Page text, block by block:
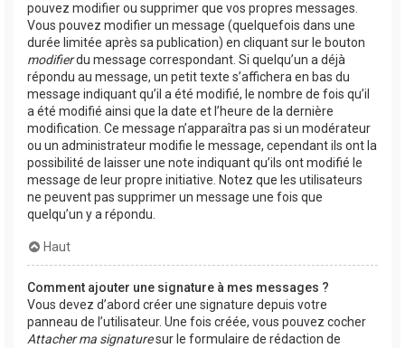
pouvez modifier ou supprimer que vos propres messages.
Vous pouvez modifier un message (quelquefois dans une
durée limitée après sa publication) en cliquant sur le bouton
modifierdu message correspondant. Si quelqu’un a déjà
répondu au message, un petit texte s’affichera en bas du
message indiquant qu’il a été modifié, le nombre de fois qu’il
a été modifié ainsi que la date et l’heure de la dernière
modification. Ce message n’apparaîtra pas si un modérateur
ou un administrateur modifie le message, cependant ils ont la
possibilité de laisser une note indiquant qu’ils ont modifié le
message de leur propre initiative. Notez que les utilisateurs
ne peuvent pas supprimer un message une fois que
quelqu’un y a répondu.
Haut
Comment ajouter une signature à mes messages ?
Vous devez d’abord créer une signature depuis votre
panneau de l’utilisateur. Une fois créée, vous pouvez cocher
Attacher ma signaturesur le formulaire de rédaction de